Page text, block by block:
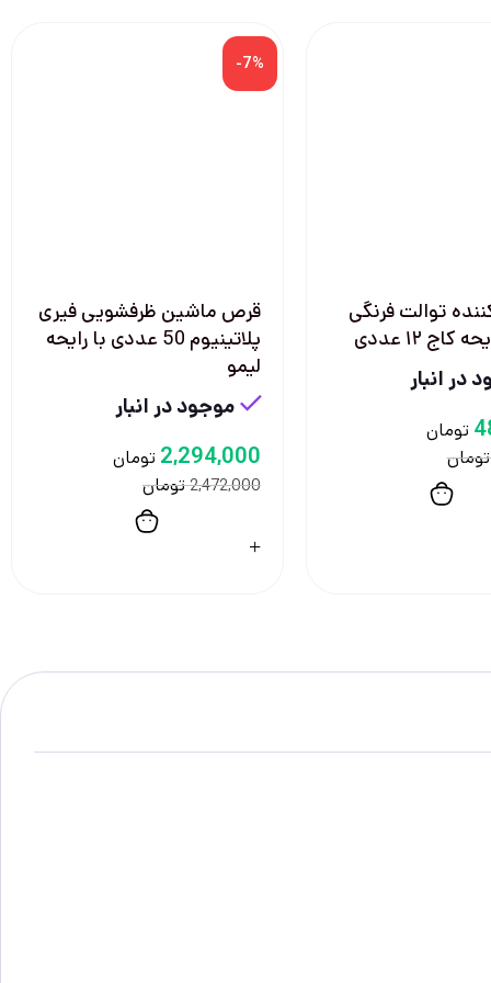
توالت فرنگی
۱۲ عددی
در انبار
تومان
تومان
-7%
قرص ماشين ظرفشويی فيری
پلاتينيوم 50 عددی با رايحه
ليمو
موجود در انبار
2,472,000تومان
2,294,000 تومان